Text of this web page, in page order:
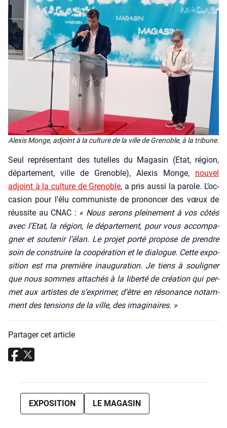
Alexis Monge, adjoint à la culture de la ville de Gre­noble, à la tri­bune.
Seul repré­sen­tant des tutelles du Maga­sin (Etat, région,
dépar­te­ment, ville de Gre­noble), Alexis Monge, nou­vel
adjoint à la culture de Gre­noble, a pris aus­si la parole. L’oc­
ca­sion pour l’é­lu com­mu­niste de pro­non­cer des vœux de
réus­site au CNAC : « Nous serons plei­ne­ment à vos côtés
avec l’Etat, la région, le dépar­te­ment, pour vous accom­pa­
gner et sou­te­nir l’élan. Le pro­jet por­té pro­pose de prendre
soin de construire la coopé­ra­tion et le dia­logue. Cette expo­
si­tion est ma pre­mière inau­gu­ra­tion. Je tiens à sou­li­gner
que nous sommes atta­chés à la liber­té de créa­tion qui per­
met aux artistes de s’exprimer, d’être en réso­nance notam­
ment des ten­sions de la ville, des ima­gi­naires. »
Partager cet article
EXPOSITION LE MAGASIN